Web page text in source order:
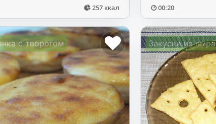
257 ккал 00:20
с творогом Закуски из сыра